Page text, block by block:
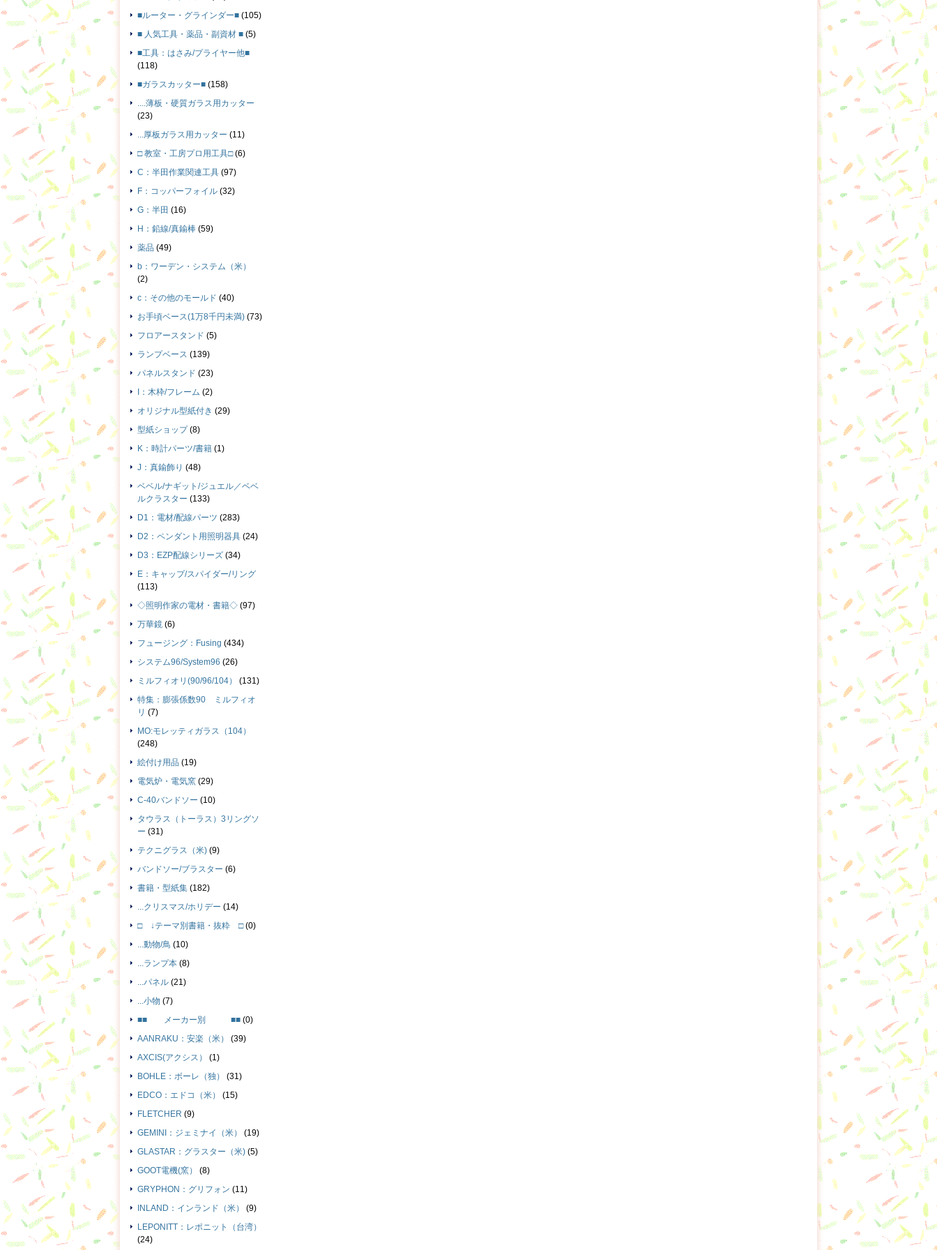
■ルーター・グラインダー■ (105)
■ 人気工具・薬品・副資材 ■ (5)
■工具：はさみ/プライヤー他■
(118)
■ガラスカッター■ (158)
....薄板・硬質ガラス用カッター
(23)
...厚板ガラス用カッター (11)
□ 教室・工房プロ用工具□ (6)
C：半田作業関連工具 (97)
F：コッパーフォイル (32)
G：半田 (16)
H：鉛線/真鍮棒 (59)
薬品 (49)
b：ワーデン・システム（米）
(2)
c：その他のモールド (40)
お手頃ベース(1万8千円未満) (73)
フロアースタンド (5)
ランプベース (139)
パネルスタンド (23)
I：木枠/フレーム (2)
オリジナル型紙付き (29)
型紙ショップ (8)
K：時計パーツ/書籍 (1)
J：真鍮飾り (48)
ベベル/ナギット/ジュエル／ベベ
ルクラスター (133)
D1：電材/配線パーツ (283)
D2：ペンダント用照明器具 (24)
D3：EZP配線シリーズ (34)
E：キャップ/スパイダー/リング
(113)
◇照明作家の電材・書籍◇ (97)
万華鏡 (6)
フュージング：Fusing (434)
システム96/System96 (26)
ミルフィオリ(90/96/104）
(131)
特集：膨張係数90 ミルフィオ
リ (7)
MO:モレッティガラス（104）
(248)
絵付け用品 (19)
電気炉・電気窯 (29)
C-40バンドソー (10)
タウラス（トーラス）3リングソ
ー (31)
テクニグラス（米) (9)
バンドソー/ブラスター (6)
書籍・型紙集 (182)
...クリスマス/ホリデー (14)
□ ↓テーマ別書籍・抜粋 □ (0)
...動物/鳥 (10)
...ランプ本 (8)
...パネル (21)
...小物 (7)
■■ メーカー別 ■■ (0)
AANRAKU：安楽（米）
(39)
AXCIS(アクシス）
(1)
BOHLE：ボーレ（独）
(31)
EDCO：エドコ（米）
(15)
FLETCHER (9)
GEMINI：ジェミナイ（米）
(19)
GLASTAR：グラスター（米) (5)
GOOT電機(窯）
(8)
GRYPHON：グリフォン (11)
INLAND：インランド（米）
(9)
LEPONITT：レポニット（台湾）
(24)